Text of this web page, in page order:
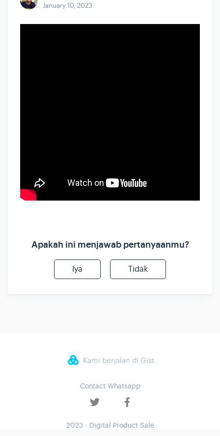
January 10, 2023
Apakah ini menjawab pertanyaanmu?
Iya Tidak
Kami berjalan di Gist
Contact Whatsapp
2023 - Digital Product Sale